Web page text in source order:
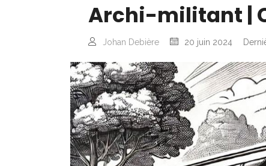
Archi-militant |
Johan Debière 20 juin 2024